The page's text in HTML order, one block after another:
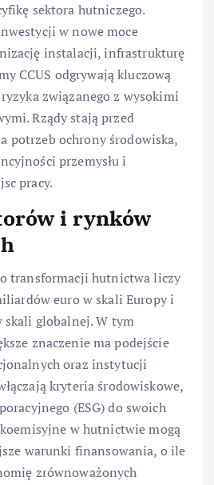
sektora hutniczego.
w nowe moce
instalacji, infrastrukturę
CCUS odgrywają kluczową
związanego z wysokimi
Rządy stają przed
potrzeb ochrony środowiska,
przemysłu i
pracy.
i rynków
transformacji hutnictwa liczy
euro w skali Europy i
skali globalnej. W tym
znaczenie ma podejście
oraz instytucji
kryteria środowiskowe,
(ESG) do swoich
w hutnictwie mogą
warunki finansowania, o ile
zrównoważonych